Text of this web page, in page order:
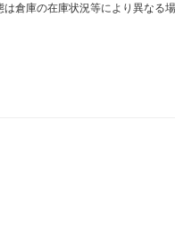
倉庫の在庫状況等により異なる